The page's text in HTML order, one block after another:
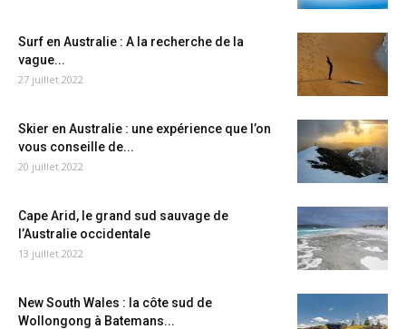
Surf en Australie : A la recherche de la
vague...
27 juillet 2022
Skier en Australie : une expérience que l’on
vous conseille de...
20 juillet 2022
Cape Arid, le grand sud sauvage de
l’Australie occidentale
13 juillet 2022
New South Wales : la côte sud de
Wollongong à Batemans...